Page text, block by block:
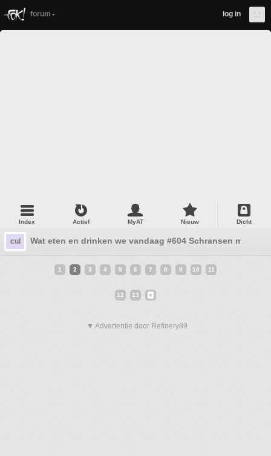
forum log in
Index Actief MyAT Nieuw Dicht
cul Wat eten en drinken we vandaag #604 Schransen maar!
1 2 3 4 5 6 7 8 9 10 11
12 13
▼ Advertentie door Refinery89